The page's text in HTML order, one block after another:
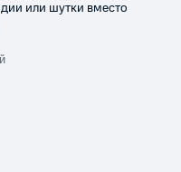
или шутки вместо